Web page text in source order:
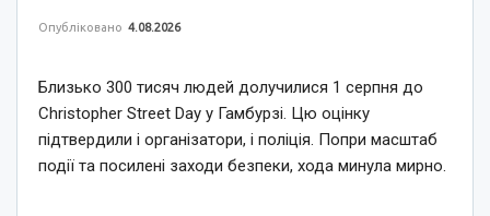
Опубліковано 4.08.2026
Близько 300 тисяч людей долучилися 1 серпня до
Christopher Street Day у Гамбурзі. Цю оцінку
підтвердили і організатори, і поліція. Попри масштаб
події та посилені заходи безпеки, хода минула мирно.